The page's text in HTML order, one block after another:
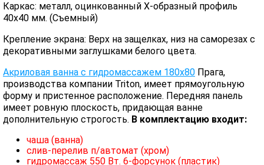
Каркас: металл, оцинкованный X-образный профиль
40х40 мм. (Съемный)
Крепление экрана: Верх на защелках, низ на саморезах с
декоративными заглушками белого цвета.
Акриловая ванна с гидромассажем 180х80 Прага,
производства компании Triton, имеет прямоугольную
форму и пристенное расположение. Передняя панель
имеет ровную плоскость, придающая ванне
дополнительную строгость. В комплектацию входит:
чаша (ванна)
слив-перелив п/автомат (хром)
гидромассаж 550 Вт. 6-форсунок (пластик)